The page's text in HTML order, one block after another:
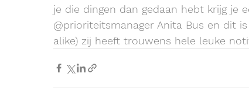
je die dingen dan gedaan hebt krijg je
@prioriteitsmanager Anita Bus en dit
alike) zij heeft trouwens hele leuke